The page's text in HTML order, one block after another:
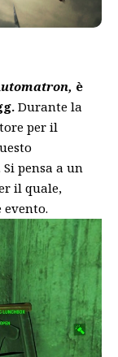
è
Durante la
per il
Si pensa a un
il quale,